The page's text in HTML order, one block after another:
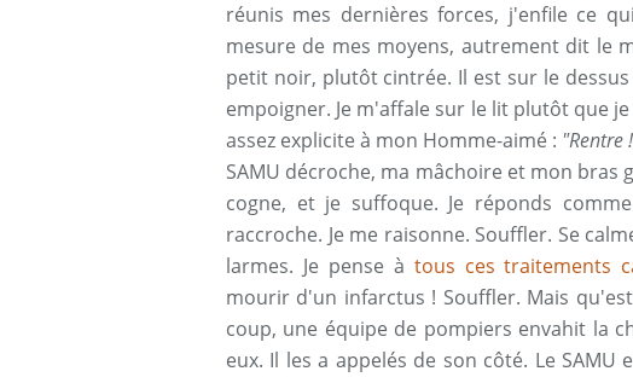
réunis mes dernières forces, j'enfile ce
mesure de mes moyens, autrement dit le
petit noir, plutôt cintrée. Il est sur le dessus
empoigner. Je m'affale sur le lit plutôt que
assez explicite à mon Homme-aimé : "Rentre
SAMU décroche, ma mâchoire et mon
cogne, et je suffoque. Je réponds
raccroche. Je me raisonne. Souffler. Se
larmes. Je pense à tous ces traitements
mourir d'un infarctus ! Souffler. Mais
coup, une équipe de pompiers envahit la
eux. Il les a appelés de son côté. Le SAMU